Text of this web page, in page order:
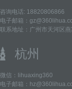
咨询电话: 18820806866
电子邮箱：
联系地址：广州市天河区
杭州
微信：lihuaxing360
电子邮箱：